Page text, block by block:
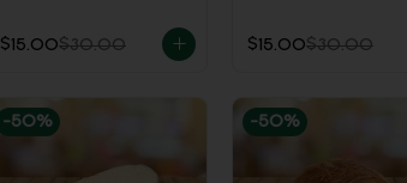
$15.00$30.00 $15.00$30.00
-50% -50%